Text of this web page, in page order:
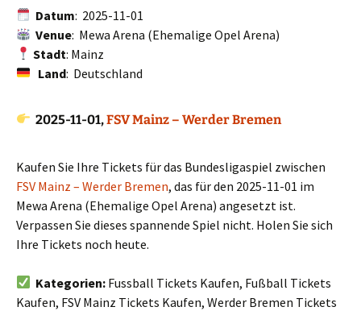
Datum: 2025-11-01
Venue: Mewa Arena (Ehemalige Opel Arena)
Stadt: Mainz
Land: Deutschland
2025-11-01,FSV Mainz – Werder Bremen
Kaufen Sie Ihre Tickets für das Bundesligaspiel zwischen
FSV Mainz – Werder Bremen, das für den 2025-11-01 im
Mewa Arena (Ehemalige Opel Arena) angesetzt ist.
Verpassen Sie dieses spannende Spiel nicht. Holen Sie sich
Ihre Tickets noch heute.
Kategorien: Fussball Tickets Kaufen, Fußball Tickets
Kaufen, FSV Mainz Tickets Kaufen, Werder Bremen Tickets